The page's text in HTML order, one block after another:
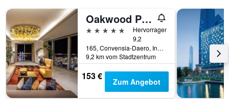
Oakwood Premier Incheon
5 Sterne
Hervorragend
9,2
165, Convensia-Daero, Incheon, Südkorea
9,2 km vom Stadtzentrum
153 € Zum Angebot